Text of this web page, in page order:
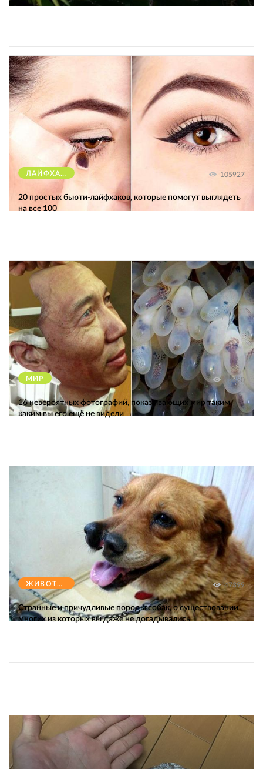
ЛАЙФХАКИ 105927
20 простых бьюти-лайфхаков, которые помогут выглядеть
на все 100
МИР 12330
16 невероятных фотографий, показывающих мир таким,
каким вы его ещё не видели
ЖИВОТНЫЕ 47399
Странные и причудливые породы собак, о существовании
многих из которых вы даже не догадывались